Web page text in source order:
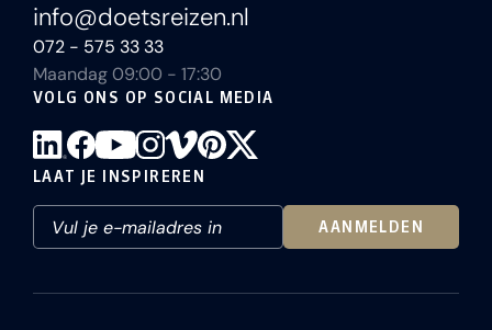
info@doetsreizen.nl
072 - 575 33 33
Maandag 09:00 - 17:30
VOLG ONS OP SOCIAL MEDIA
LAAT JE INSPIREREN
AANMELDEN